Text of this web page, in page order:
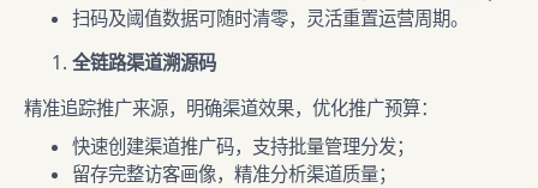
扫码及阈值数据可随时清零，灵活重置运营周期。
全链路渠道溯源码
精准追踪推广来源，明确渠道效果，优化推广预算：
快速创建渠道推广码，支持批量管理分发；
留存完整访客画像，精准分析渠道质量；